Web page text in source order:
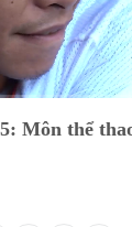
Môn thể